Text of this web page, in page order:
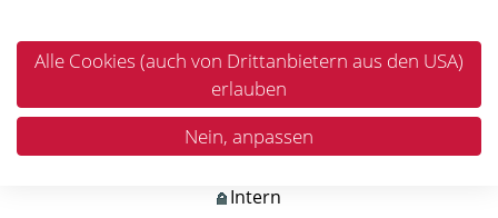
Einkaufsbedingungen
AGBs
Intern
Alle Cookies (auch von Drittanbietern aus den USA)
erlauben
Nein, anpassen